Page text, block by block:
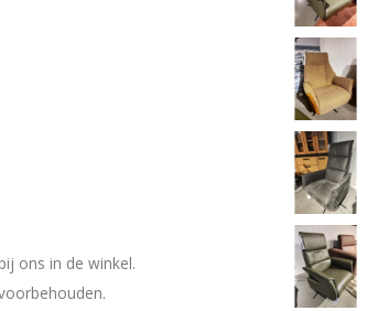
ons in de winkel.